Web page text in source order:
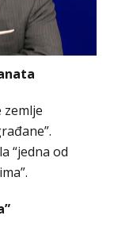
zemlje
“jedna od